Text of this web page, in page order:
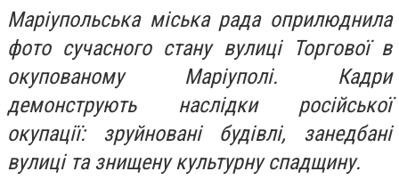
Маріупольська міська рада оприлюднила
фото сучасного стану вулиці Торгової в
окупованому Маріуполі. Кадри
демонструють наслідки російської
окупації: зруйновані будівлі, занедбані
вулиці та знищену культурну спадщину.